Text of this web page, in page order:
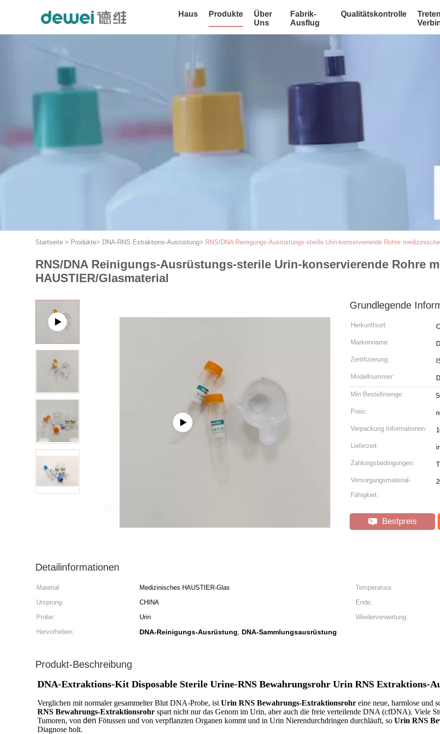
Haus Produkte
Über
Uns
Fabrik-
Ausflug
Qualitätskontrolle
Startseite > Produkte> DNA-RNS Extraktions-Ausrüstung> RNS/DNA Reinigungs-Ausrüstungs-sterile Urin-konservierende Rohre
RNS/DNA Reinigungs-Ausrüstungs-sterile Urin-konservierende Rohre
HAUSTIER/Glasmaterial
Grundlegende
Herkunftsort:
Markenname:
Zertifizierung:
Modellnummer:
Min Bestellmenge:
Preis:
Verpackung Informationen:
Lieferzeit:
Zahlungsbedingungen:
Versorgungsmaterial-
Fähigkeit:
Bestpreis
Detailinformationen
Material: Medizinisches HAUSTIER-Glas
Temperatura:
Ursprung:
CHINA
Ende:
Probe:
Urin
Wiederverwertung:
Hervorheben:
DNA-Reinigungs-Ausrüstung, DNA-Sammlungsausrüstung
Produkt-Beschreibung
DNA-Extraktions-Kit Disposable Sterile Urine-RNS Bewahrungsrohr Urin RNS Extraktions-
Verglichen mit normaler gesammelter Blut DNA-Probe, ist Urin RNS Bewahrungs-Extraktionsrohr eine neue, harmlose und
RNS Bewahrungs-Extraktionsrohr spart nicht nur das Genom im Urin, aber auch die freie verteilende DNA (cfDNA). Viele
Tumoren, von den Fötussen und von verpflanzten Organen kommt und in Urin Nierendurchdringen durchläuft, so Urin RNS
Diagnose holt.